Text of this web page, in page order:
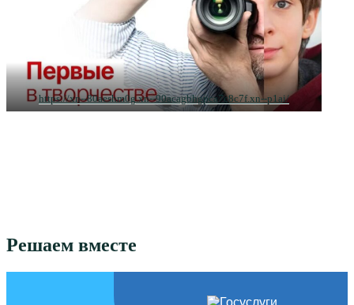
https://xn--80aeshm0g.xn--90acagbhgpca7c8c7f.xn--p1ai/
Решаем вместе